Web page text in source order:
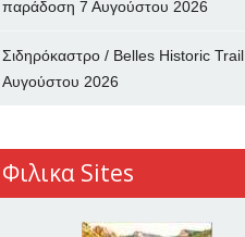
παράδοση 7 Αυγούστου 2026
Σιδηρόκαστρο / Belles Historic Trail
Αυγούστου 2026
Φιλικα Sites